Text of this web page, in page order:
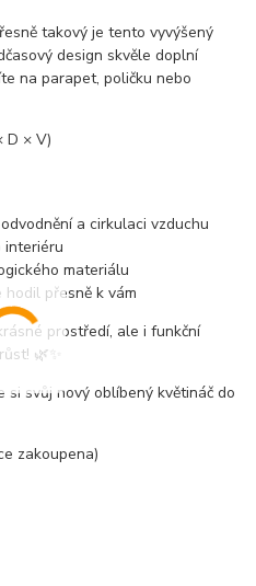
takový je tento vyvýšený
design skvěle doplní
na parapet, poličku nebo
D × V)
a cirkulaci vzduchu
interiéru
materiálu
hodil přesně k vám
prostředí, ale i funkční
🌿✨
svůj nový oblíbený květináč do
zakoupena)